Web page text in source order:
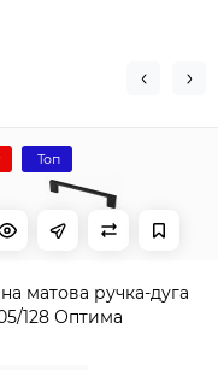
Топ
матова ручка-дуга
128 Оптима